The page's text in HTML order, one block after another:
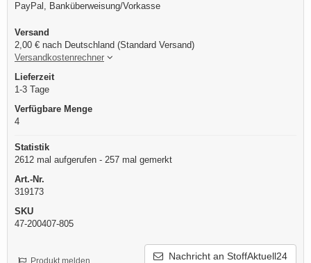
PayPal, Banküberweisung/Vorkasse
Versand
2,00 € nach Deutschland (Standard Versand)
Versandkostenrechner
Lieferzeit
1-3 Tage
Verfügbare Menge
4
Statistik
2612 mal aufgerufen - 257 mal gemerkt
Art.-Nr.
319173
SKU
47-200407-805
Nachricht an StoffAktuell24